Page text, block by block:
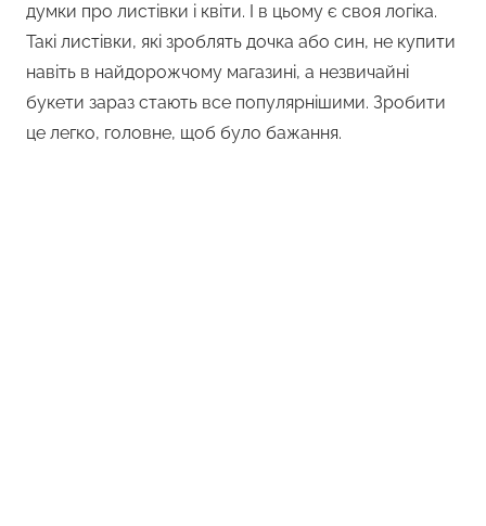
думки про листівки і квіти. І в цьому є своя логіка.
Такі листівки, які зроблять дочка або син, не купити
навіть в найдорожчому магазині, а незвичайні
букети зараз стають все популярнішими. Зробити
це легко, головне, щоб було бажання.